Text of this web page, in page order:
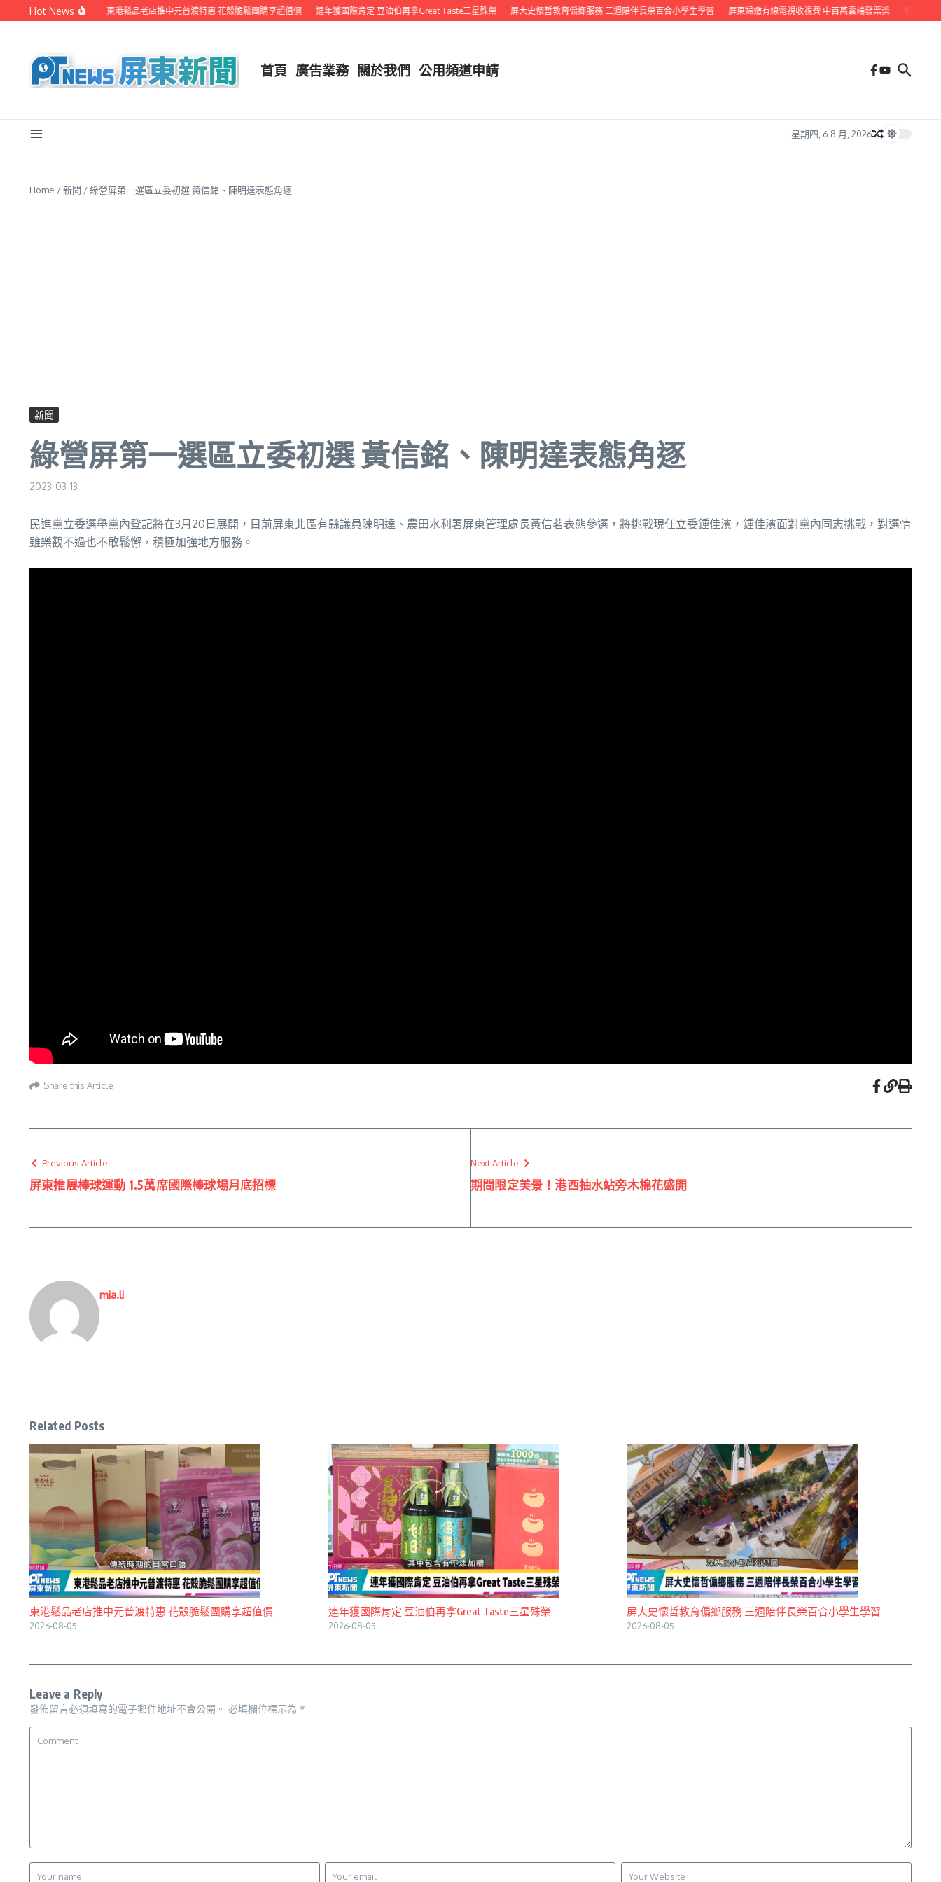
Skip to content
Hot News
EYE台灣生活週報 東港鬆品老店推中元普渡特惠 花殼脆鬆團購享超值價 連年獲國際肯定 豆油伯再拿Great Taste三星殊榮 屏大史懷哲教育偏鄉服務 三週陪伴長榮百合小學生學習 屏東婦繳有線電視收視費 中百萬雲端發票獎 解決永久屋
首頁 廣告業務 關於我們 公用頻道申請
星期四, 6 8 月, 2026
Home /新聞 /綠營屏第一選區立委初選 黃信銘、陳明達表態角逐
新聞
綠營屏第一選區立委初選 黃信銘、陳明達表態角逐
2023-03-13
民進黨立委選舉黨內登記將在3月20日展開，目前屏東北區有縣議員陳明達、農田水利署屏東管理處長黃信茗表態參選，將挑戰現任立委鍾佳濱，鍾佳濱面對黨內同志挑戰，對選情
雖樂觀不過也不敢鬆懈，積極加強地方服務。
Share this Article
Previous Article
屏東推展棒球運動 1.5萬席國際棒球場月底招標
Next Article
期間限定美景！港西抽水站旁木棉花盛開
mia.li
Related Posts
東港鬆品老店推中元普渡特惠 花殼脆鬆團購享超值價
2026-08-05
連年獲國際肯定 豆油伯再拿Great Taste三星殊榮
2026-08-05
屏大史懷哲教育偏鄉服務 三週陪伴長榮百合小學生學習
2026-08-05
Leave a Reply
發佈留言必須填寫的電子郵件地址不會公開。 必填欄位標示為 *